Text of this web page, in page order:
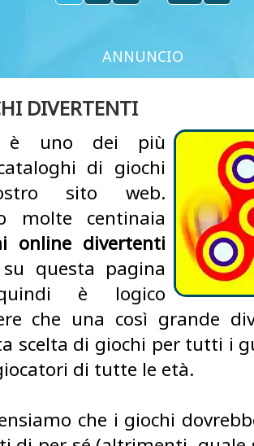
ANNUNCIO
DIVERTENTI
è uno dei più
di giochi
sito web.
molte centinaia
online divertenti
su questa pagina
è logico
che una così grande
scelta di giochi per tutti i
di tutte le età.
che i giochi